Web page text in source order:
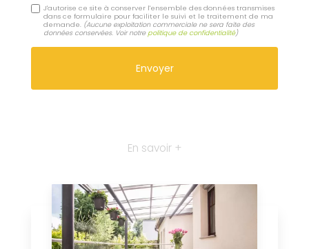
J'autorise ce site à conserver l'ensemble des données transmises
dans ce formulaire pour faciliter le suivi et le traitement de ma
demande. (Aucune exploitation commerciale ne sera faite des
données conservées. Voir notrepolitique de confidentialité)
En savoir +